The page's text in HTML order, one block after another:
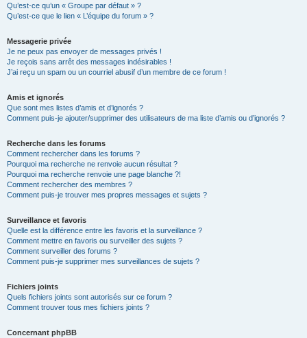
Qu’est-ce qu’un « Groupe par défaut » ?
Qu’est-ce que le lien « L’équipe du forum » ?
Messagerie privée
Je ne peux pas envoyer de messages privés !
Je reçois sans arrêt des messages indésirables !
J’ai reçu un spam ou un courriel abusif d’un membre de ce forum !
Amis et ignorés
Que sont mes listes d’amis et d’ignorés ?
Comment puis-je ajouter/supprimer des utilisateurs de ma liste d’amis ou d’ignorés ?
Recherche dans les forums
Comment rechercher dans les forums ?
Pourquoi ma recherche ne renvoie aucun résultat ?
Pourquoi ma recherche renvoie une page blanche ?!
Comment rechercher des membres ?
Comment puis-je trouver mes propres messages et sujets ?
Surveillance et favoris
Quelle est la différence entre les favoris et la surveillance ?
Comment mettre en favoris ou surveiller des sujets ?
Comment surveiller des forums ?
Comment puis-je supprimer mes surveillances de sujets ?
Fichiers joints
Quels fichiers joints sont autorisés sur ce forum ?
Comment trouver tous mes fichiers joints ?
Concernant phpBB